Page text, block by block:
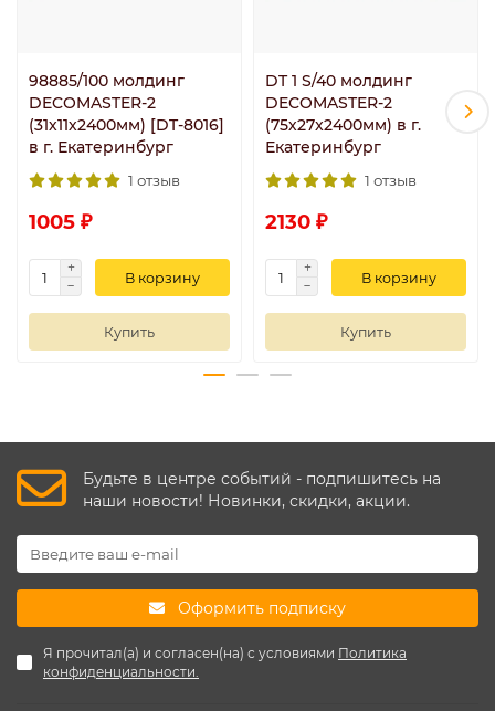
98885/100 молдинг
DECOMASTER-2
(31х11х2400мм) [DT-8016]
в г. Екатеринбург
1 отзыв
1005 ₽
В корзину
Купить
DT 1 S/40 молдинг
DECOMASTER-2
(75х27x2400мм) в г.
Екатеринбург
1 отзыв
2130 ₽
В корзину
Купить
Будьте в центре событий - подпишитесь на
наши новости! Новинки, скидки, акции.
Оформить подписку
Я прочитал(а) и согласен(на) с условиями Политика
конфиденциальности.